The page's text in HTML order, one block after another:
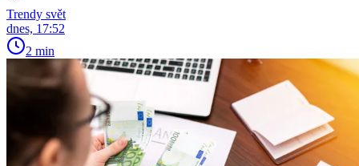
Trendy svět
dnes, 17:52
2 min